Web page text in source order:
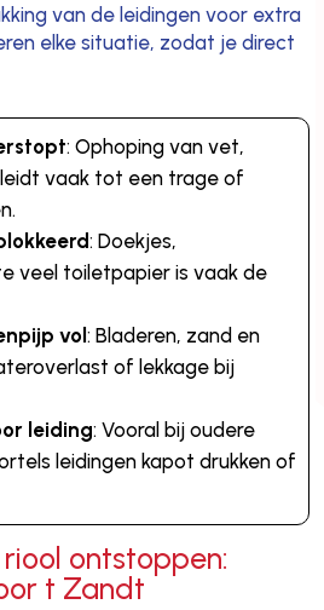
van de leidingen voor extra
elke situatie, zodat je direct
: Ophoping van vet,
vaak tot een trage of
: Doekjes,
veel toiletpapier is vaak de
vol: Bladeren, zand en
of lekkage bij
leiding: Vooral bij oudere
leidingen kapot drukken of
ontstoppen:
t Zandt